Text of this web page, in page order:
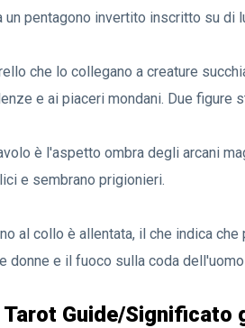
un pentagono invertito inscritto su di
che lo collegano a creature
e ai piaceri mondani. Due figure
è l'aspetto ombra degli arcani
e sembrano prigionieri.
al collo è allentata, il che indica
donne e il fuoco sulla coda
Tarot Guide/Significato